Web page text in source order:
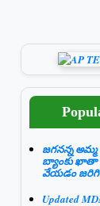
జగనన్న
బ్యాంకు ఖాతా
వేయడం
Updated